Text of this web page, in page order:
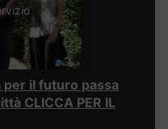
per il futuro passa
CLICCA PER IL